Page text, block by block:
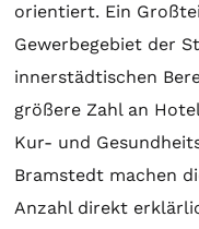
orientiert. Ein
Gewerbegebiet der
innerstädtischen
größere Zahl an
Kur- und
Bramstedt machen
Anzahl direkt